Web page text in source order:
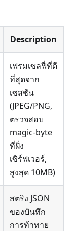
Description
เฟรมเซลฟี่ที่ดี
ที่สุดจาก
เซสชัน
(JPEG/PNG,
ตรวจสอบ
magic-byte
ที่ฝั่ง
เซิร์ฟเวอร์,
สูงสุด 10MB)
สตริง JSON
ของบันทึก
การท้าทาย